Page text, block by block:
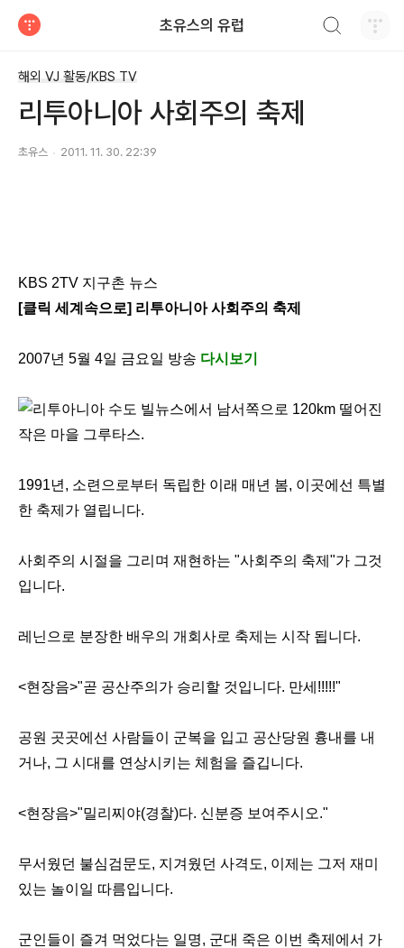
초유스의 유럽
해외 VJ 활동/KBS TV
리투아니아 사회주의 축제
초유스 2011. 11. 30. 22:39
KBS 2TV 지구촌 뉴스
[클릭 세계속으로] 리투아니아 사회주의 축제
2007년 5월 4일 금요일 방송 다시보기
리투아니아 수도 빌뉴스에서 남서쪽으로 120km 떨어진
작은 마을 그루타스.
1991년, 소련으로부터 독립한 이래 매년 봄, 이곳에선 특별
한 축제가 열립니다.
사회주의 시절을 그리며 재현하는 "사회주의 축제"가 그것
입니다.
레닌으로 분장한 배우의 개회사로 축제는 시작 됩니다.
<현장음>"곧 공산주의가 승리할 것입니다. 만세!!!!!"
공원 곳곳에선 사람들이 군복을 입고 공산당원 흉내를 내
거나, 그 시대를 연상시키는 체험을 즐깁니다.
<현장음>"밀리찌야(경찰)다. 신분증 보여주시오."
무서웠던 불심검문도, 지겨웠던 사격도, 이제는 그저 재미
있는 놀이일 따름입니다.
군인들이 즐겨 먹었다는 일명, 군대 죽은 이번 축제에서 가